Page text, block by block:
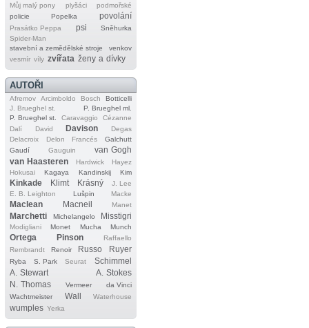
Můj malý pony plyšáci
podmořské
policie
Popelka povolání
Prasátko Peppa psi
Sněhurka
Spider‐Man
stavební a zemědělské stroje
venkov
vesmír víly zvířata ženy a dívky
AUTOŘI
Afremov Arcimboldo Bosch
Botticelli
J. Brueghel st.
P. Brueghel ml.
P. Brueghel st.
Caravaggio
Cézanne
Dalí
David Davison
Degas
Delacroix
Delon Francés
Galchutt
Gaudí
Gauguin
van Gogh
van Haasteren
Hardwick
Hayez
Hokusai
Kagaya Kandinskij Kim
Kinkade Klimt Krásný
J. Lee
E. B. Leighton
Lušpin Macke
Maclean Macneil Manet
Marchetti Michelangelo Misstigri
Modigliani Monet Mucha Munch
Ortega Pinson
Raffaello
Rembrandt
Renoir Russo Ruyer
Ryba S. Park Seurat
Schimmel
A. Stewart
A. Stokes
N. Thomas
Vermeer
da Vinci
Wachtmeister
Wall Waterhouse
wumples Yerka